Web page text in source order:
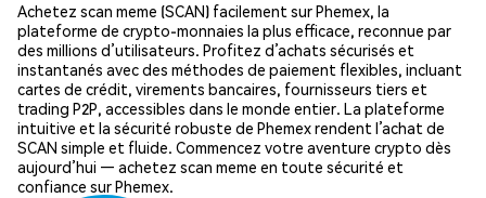
Achetez scan meme (SCAN) facilement sur Phemex, la
plateforme de crypto-monnaies la plus efficace, reconnue par
des millions d’utilisateurs. Profitez d’achats sécurisés et
instantanés avec des méthodes de paiement flexibles, incluant
cartes de crédit, virements bancaires, fournisseurs tiers et
trading P2P, accessibles dans le monde entier. La plateforme
intuitive et la sécurité robuste de Phemex rendent l’achat de
SCAN simple et fluide. Commencez votre aventure crypto dès
aujourd’hui — achetez scan meme en toute sécurité et
confiance sur Phemex.